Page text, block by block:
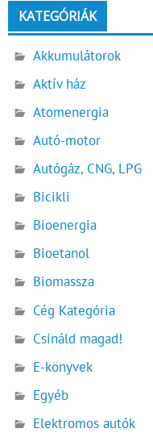
KATEGÓRIÁK
Akkumulátorok
Aktív ház
Atomenergia
Autó-motor
Autógáz, CNG, LPG
Bicikli
Bioenergia
Bioetanol
Biomassza
Cég Kategória
Csináld magad!
E-könyvek
Egyéb
Elektromos autók